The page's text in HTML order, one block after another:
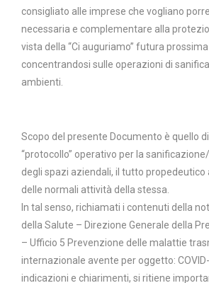
consigliato alle imprese che vogliano
necessaria e complementare alla
vista della “Ci auguriamo” futura
concentrandosi sulle operazioni di
ambienti.
Scopo del presente Documento è quello
“protocollo” operativo per la
degli spazi aziendali, il tutto
delle normali attività della stessa.
In tal senso, richiamati i contenuti della
della Salute – Direzione Generale della
– Ufficio 5 Prevenzione delle malattie
internazionale avente per oggetto:
indicazioni e chiarimenti, si ritiene